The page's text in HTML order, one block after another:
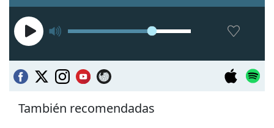
También recomendadas